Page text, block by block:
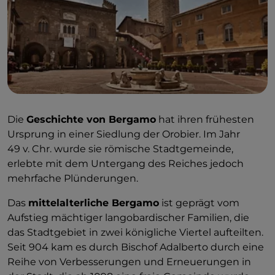
Die Geschichte von Bergamo hat ihren frühesten
Ursprung in einer Siedlung der Orobier. Im Jahr
49 v. Chr. wurde sie römische Stadtgemeinde,
erlebte mit dem Untergang des Reiches jedoch
mehrfache Plünderungen.
Das mittelalterliche Bergamo ist geprägt vom
Aufstieg mächtiger langobardischer Familien, die
das Stadtgebiet in zwei königliche Viertel aufteilten.
Seit 904 kam es durch Bischof Adalberto durch eine
Reihe von Verbesserungen und Erneuerungen in